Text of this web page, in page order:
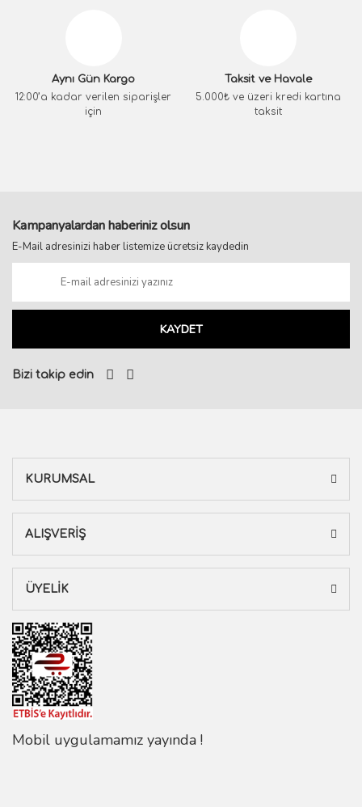
Aynı Gün Kargo
12:00’a kadar verilen siparişler
için
Taksit ve Havale
5.000₺ ve üzeri kredi kartına
taksit
Kampanyalardan haberiniz olsun
E-Mail adresinizi haber listemize ücretsiz kaydedin
KAYDET
Bizi takip edin
KURUMSAL
ALIŞVERİŞ
ÜYELİK
Mobil uygulamamız yayında !